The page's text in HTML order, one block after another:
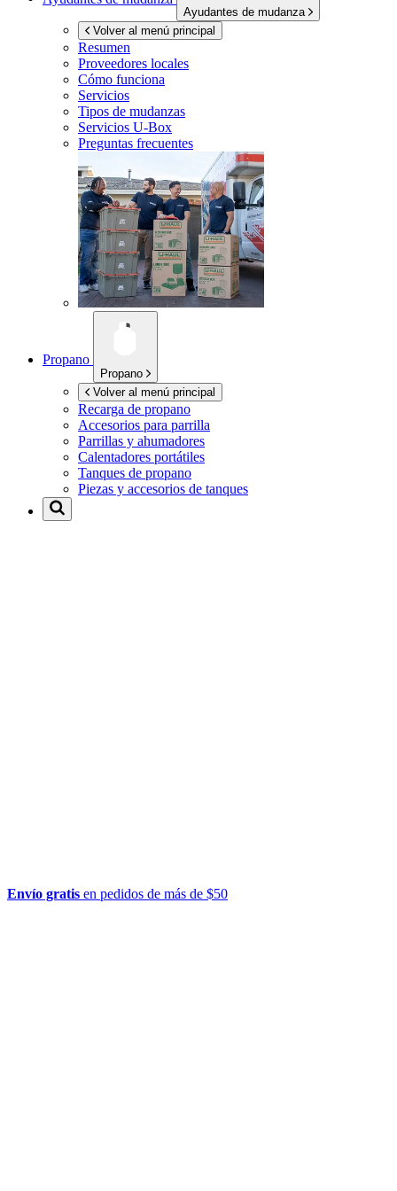
Ayudantes de mudanza
Volver al menú principal
Resumen
Proveedores locales
Cómo funciona
Servicios
Tipos de mudanzas
Servicios U-Box
Preguntas frecuentes
Propano
Propano
Volver al menú principal
Recarga de propano
Accesorios para parrilla
Parrillas y ahumadores
Calentadores portátiles
Tanques de propano
Piezas y accesorios de tanques
Envío gratis en pedidos de más de $50